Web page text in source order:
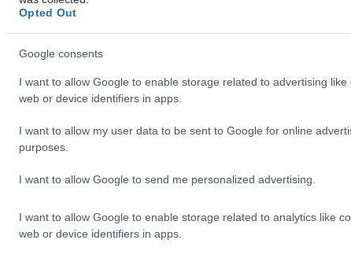
Opted Out
Google consents
I want to allow Google to enable storage related to advertising like
web or device identifiers in apps.
I want to allow my user data to be sent to Google for online
purposes.
I want to allow Google to send me personalized advertising.
I want to allow Google to enable storage related to analytics like
web or device identifiers in apps.
άγχους, μπορούν να περιορίσουν την ανάπτυξη αγχωδών
διαταραχών,τονίζει.
Τραγανά και υγιεινά σνακ αντί για πατατάκια
Νέο φάρμακο για την παχυσαρκία: Σημαντική απώλεια
Μαγειρικά σκεύη και υγεία: Τι δείχνουν οι νέες μελέτες